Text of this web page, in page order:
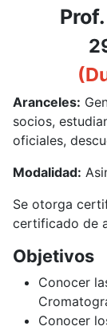
Aranceles:
socios,
oficiales,
Modalidad:
Se otorga
certificado de
Objetivos
Conocer
Conocer